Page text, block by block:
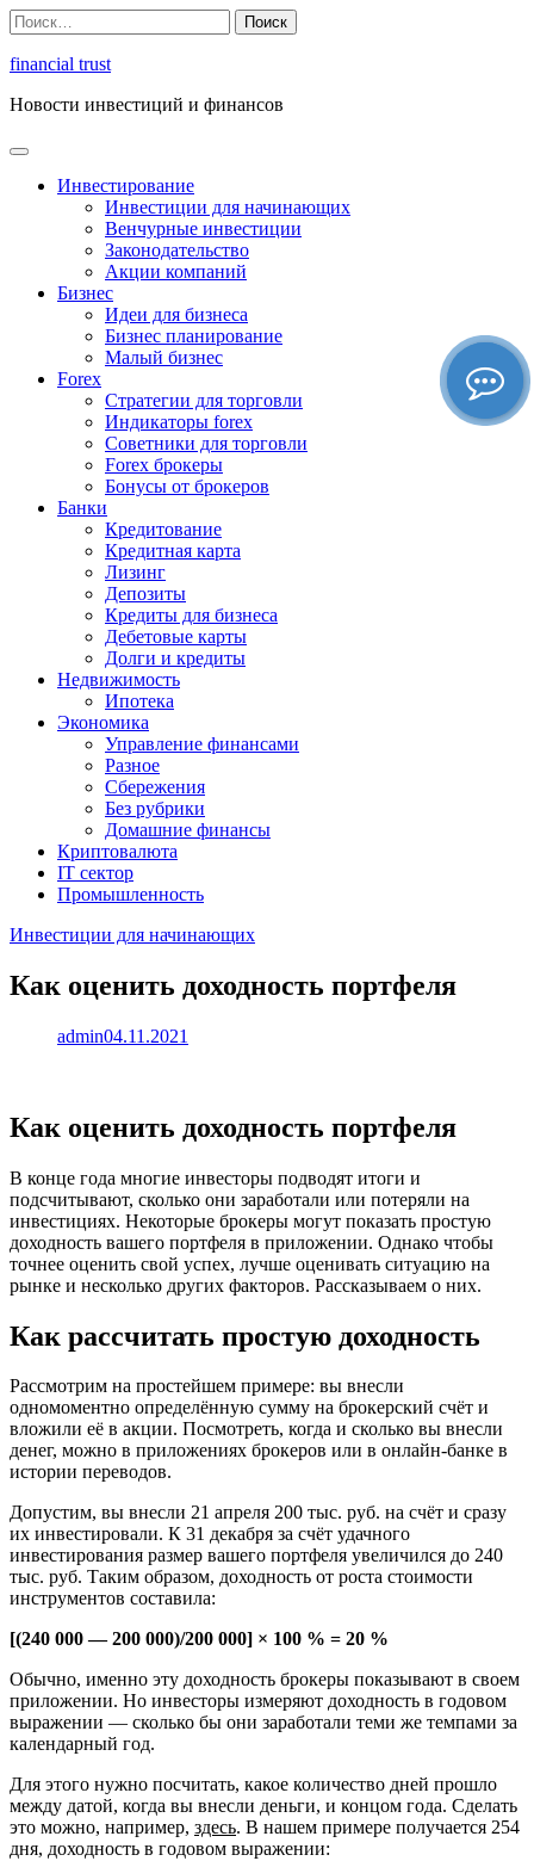
Перейти
к
содержимому
Найти:
financial trust
Новости инвестиций и финансов
Инвестирование
Инвестиции для начинающих
Венчурные инвестиции
Законодательство
Акции компаний
Бизнес
Идеи для бизнеса
Бизнес планирование
Малый бизнес
Forex
Стратегии для торговли
Индикаторы forex
Советники для торговли
Forex брокеры
Бонусы от брокеров
Банки
Кредитование
Кредитная карта
Лизинг
Депозиты
Кредиты для бизнеса
Дебетовые карты
Долги и кредиты
Недвижимость
Ипотека
Экономика
Управление финансами
Разное
Сбережения
Без рубрики
Домашние финансы
Криптовалюта
IT сектор
Промышленность
Инвестиции для начинающих
Как оценить доходность портфеля
admin04.11.2021
Как оценить доходность портфеля
В конце года многие инвесторы подводят итоги и
подсчитывают, сколько они заработали или потеряли на
инвестициях. Некоторые брокеры могут показать простую
доходность вашего портфеля в приложении. Однако чтобы
точнее оценить свой успех, лучше оценивать ситуацию на
рынке и несколько других факторов. Рассказываем о них.
Как рассчитать простую доходность
Рассмотрим на простейшем примере: вы внесли
одномоментно определённую сумму на брокерский счёт и
вложили её в акции. Посмотреть, когда и сколько вы внесли
денег, можно в приложениях брокеров или в онлайн-банке в
истории переводов.
Допустим, вы внесли 21 апреля 200 тыс. руб. на счёт и сразу
их инвестировали. К 31 декабря за счёт удачного
инвестирования размер вашего портфеля увеличился до 240
тыс. руб. Таким образом, доходность от роста стоимости
инструментов составила:
[(240 000 — 200 000)/200 000] × 100 % = 20 %
Обычно, именно эту доходность брокеры показывают в своем
приложении. Но инвесторы измеряют доходность в годовом
выражении — сколько бы они заработали теми же темпами за
календарный год.
Для этого нужно посчитать, какое количество дней прошло
между датой, когда вы внесли деньги, и концом года. Сделать
это можно, например, здесь. В нашем примере получается 254
дня, доходность в годовом выражении: